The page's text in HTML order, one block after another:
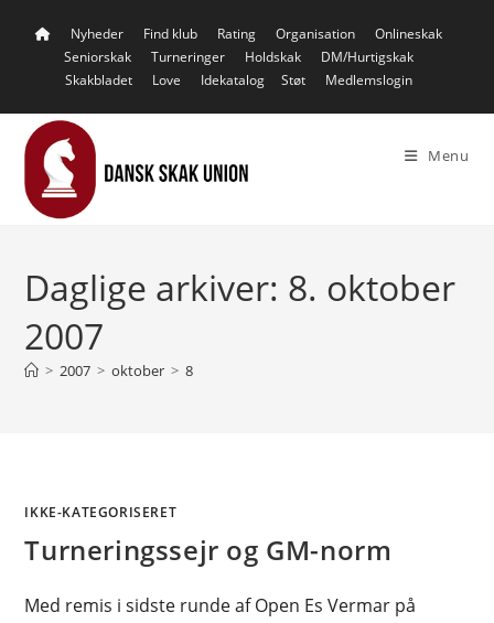
Nyheder Find klub Rating Organisation
Onlineskak
Seniorskak
Turneringer Holdskak
DM/Hurtigskak
Skakbladet
Love Idekatalog Støt Medlemslogin
Menu
Daglige arkiver: 8. oktober
2007
> 2007 > oktober > 8
IKKE-KATEGORISERET
Turneringssejr og GM-norm
Med remis i sidste runde af Open Es Vermar på